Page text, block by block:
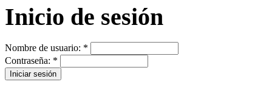
Inicio de sesión
Nombre de usuario: *
Contraseña: *